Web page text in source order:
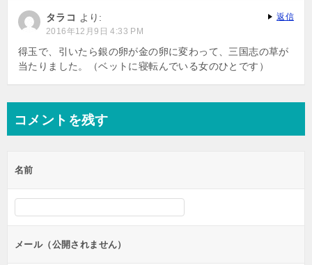
タラコ より:
2016年12月9日 4:33 PM
得玉で、引いたら銀の卵が金の卵に変わって、三国志の草が
当たりました。（ベットに寝転んでいる女のひとです）
返信
コメントを残す
名前
メール（公開されません）